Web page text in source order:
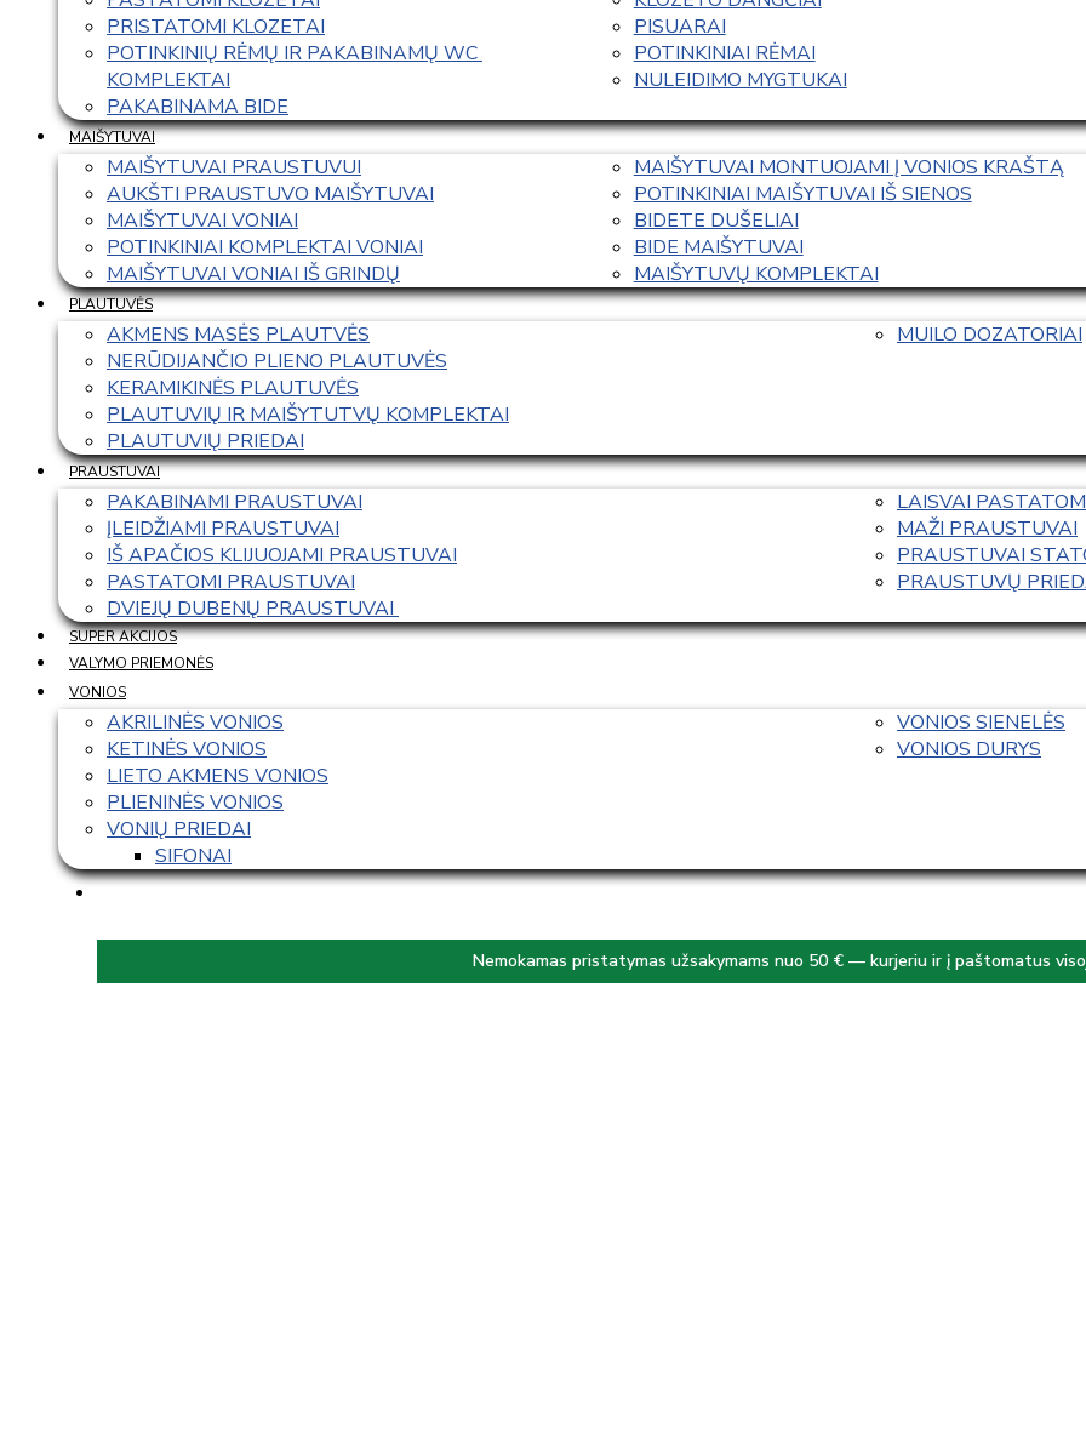
PRISTATOMI KLOZETAI
POTINKINIŲ RĖMŲ IR PAKABINAMŲ WC
KOMPLEKTAI
PAKABINAMA BIDE
PISUARAI
POTINKINIAI RĖMAI
NULEIDIMO MYGTUKAI
MAIŠYTUVAI
MAIŠYTUVAI PRAUSTUVUI
AUKŠTI PRAUSTUVO MAIŠYTUVAI
MAIŠYTUVAI VONIAI
POTINKINIAI KOMPLEKTAI VONIAI
MAIŠYTUVAI VONIAI IŠ GRINDŲ
MAIŠYTUVAI MONTUOJAMI Į VONIOS KRAŠTĄ
POTINKINIAI MAIŠYTUVAI IŠ SIENOS
BIDETE DUŠELIAI
BIDE MAIŠYTUVAI
MAIŠYTUVŲ KOMPLEKTAI
PLAUTUVĖS
AKMENS MASĖS PLAUTVĖS
NERŪDIJANČIO PLIENO PLAUTUVĖS
KERAMIKINĖS PLAUTUVĖS
PLAUTUVIŲ IR MAIŠYTUTVŲ KOMPLEKTAI
PLAUTUVIŲ PRIEDAI
MUILO DOZATORIAI
PRAUSTUVAI
PAKABINAMI PRAUSTUVAI
ĮLEIDŽIAMI PRAUSTUVAI
IŠ APAČIOS KLIJUOJAMI PRAUSTUVAI
PASTATOMI PRAUSTUVAI
DVIEJŲ DUBENŲ PRAUSTUVAI
LAISVAI
MAŽI PRAUSTUVAI
PRAUSTUVAI
PRAUSTUVŲ
SUPER AKCIJOS
VALYMO PRIEMONĖS
VONIOS
AKRILINĖS VONIOS
KETINĖS VONIOS
LIETO AKMENS VONIOS
PLIENINĖS VONIOS
VONIŲ PRIEDAI
SIFONAI
VONIOS SIENELĖS
VONIOS DURYS
Nemokamas pristatymas užsakymams nuo 50 € — kurjeriu ir į paštomatus